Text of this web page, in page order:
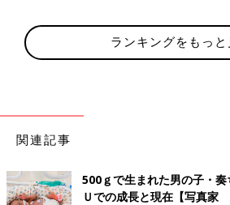
ランキングをもっと
関連記事
500ｇで生まれた男の子・
Ｕでの成長と現在【写真家